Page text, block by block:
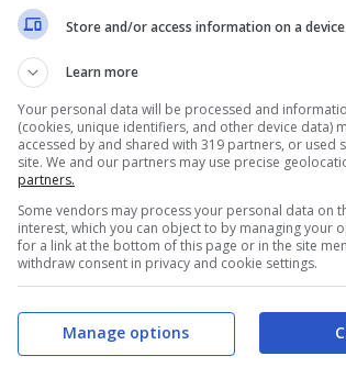
di Udine, mal’esperienza di Gerard
la stessa fonte, i problemi legati
e il suo rientro slitterebbe per la
Store and/or access information on a device
Learn more
Your personal data will be processed and
(cookies, unique identifiers, and other device data)
accessed by and shared with 319 partners, or used
site. We and our partners may use precise
partners.
Some vendors may process your personal data on
interest, which you can object to by managing your
for a link at the bottom of this page or in the site
withdraw consent in privacy and cookie settings.
Manage options